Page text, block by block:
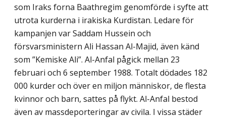
som Iraks forna Baathregim genomförde i syfte att
utrota kurderna i irakiska Kurdistan. Ledare för
kampanjen var Saddam Hussein och
försvarsministern Ali Hassan Al-Majid, även känd
som ”Kemiske Ali”. Al-Anfal pågick mellan 23
februari och 6 september 1988. Totalt dödades 182
000 kurder och över en miljon människor, de flesta
kvinnor och barn, sattes på flykt. Al-Anfal bestod
även av massdeporteringar av civila. I vissa städer